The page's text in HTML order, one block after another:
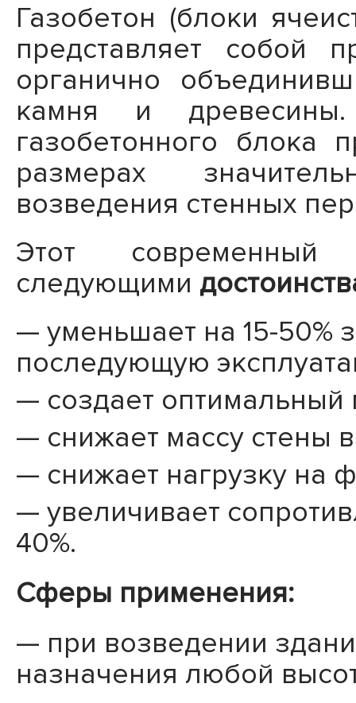
Газобетон (блоки
представляет собой
органично
камня и
газобетонного блока
размерах
возведения стенных
Этот современный
следующими
уменьшает на 15-50%
последующую
создает
снижает массу стены
снижает нагрузку на
увеличивает
40%.
Сферы применения:
при возведении
назначения любой